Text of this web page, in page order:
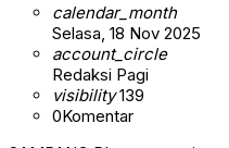
calendar_month
Selasa, 18 Nov 2025
account_circle
Redaksi Pagi
visibility139
0Komentar